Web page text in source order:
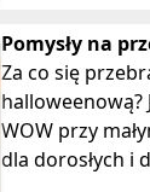
Pomysły na
dorosłych i
Za co się
halloweenową?
WOW przy
dla dorosłych i